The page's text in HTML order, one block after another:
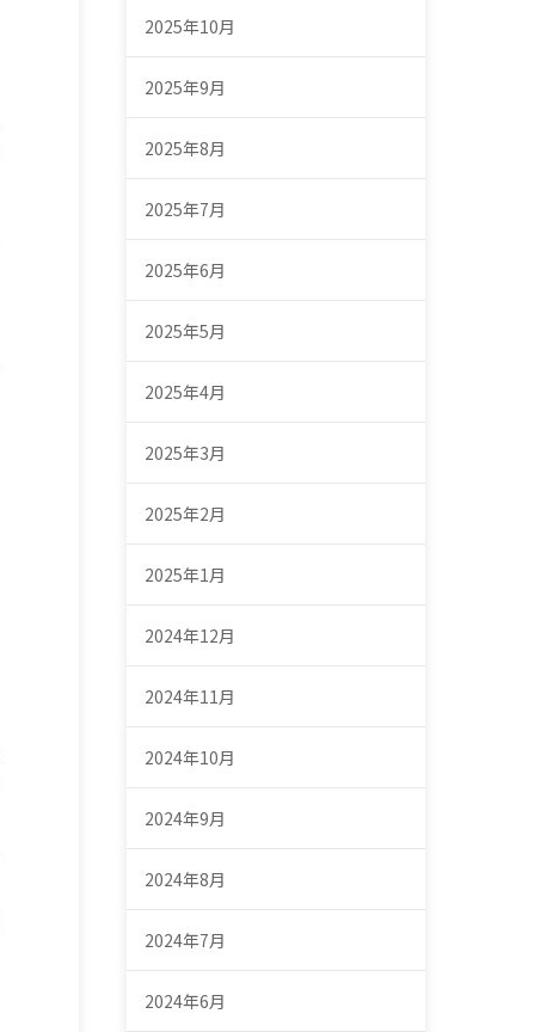
2025年10月
2025年9月
2025年8月
2025年7月
2025年6月
2025年5月
2025年4月
2025年3月
2025年2月
2025年1月
2024年12月
2024年11月
2024年10月
2024年9月
2024年8月
2024年7月
2024年6月